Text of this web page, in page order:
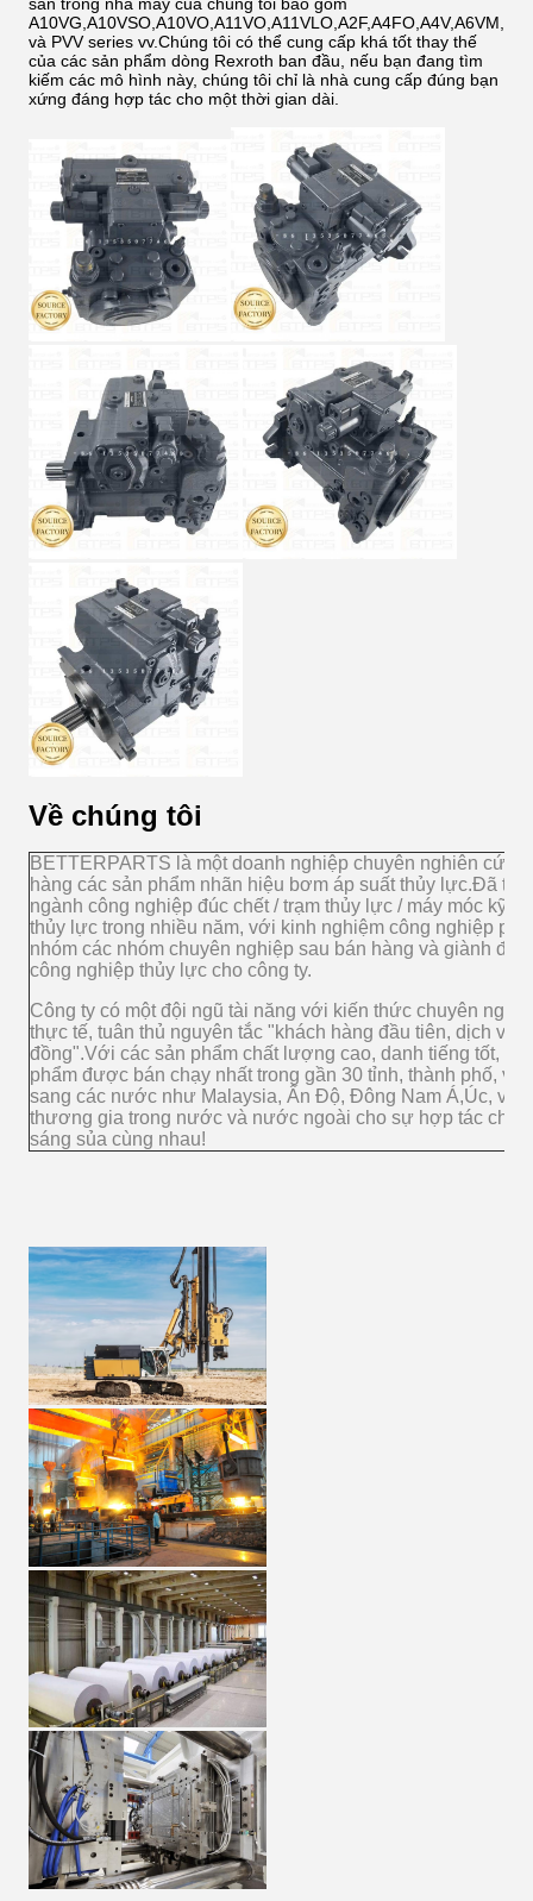
và PVV series vv.Chúng tôi có thể cung cấp khá tốt thay thế
của các sản phẩm dòng Rexroth ban đầu, nếu bạn đang tìm
kiếm các mô hình này, chúng tôi chỉ là nhà cung cấp đúng bạn
xứng đáng hợp tác cho một thời gian dài.
Về chúng tôi
BETTERPARTS là một doanh nghiệp chuyên nghiên cứu,
hàng các sản phẩm nhãn hiệu bơm áp suất thủy lực.Đã
ngành công nghiệp đúc chết / trạm thủy lực / máy móc kỹ
thủy lực trong nhiều năm, với kinh nghiệm công nghiệp
nhóm các nhóm chuyên nghiệp sau bán hàng và giành
công nghiệp thủy lực cho công ty.
Công ty có một đội ngũ tài năng với kiến thức chuyên
thực tế, tuân thủ nguyên tắc "khách hàng đầu tiên, dịch vụ
đồng".Với các sản phẩm chất lượng cao, danh tiếng tốt,
phẩm được bán chạy nhất trong gần 30 tỉnh, thành phố,
sang các nước như Malaysia, Ấn Độ, Đông Nam Á,Úc, v.v.
thương gia trong nước và nước ngoài cho sự hợp tác
sáng sủa cùng nhau!